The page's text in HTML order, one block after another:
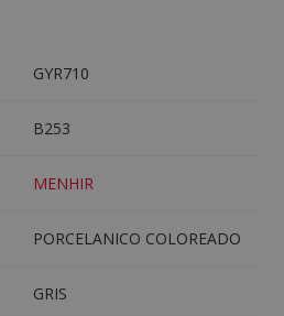
GYR710
B253
MENHIR
PORCELANICO COLOREADO
GRIS